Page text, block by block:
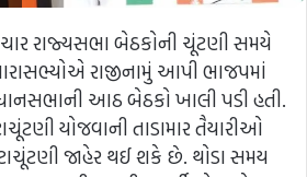
રાજ્યસભા બેઠકોની ચૂંટણી સમયે
રાજીનામું આપી ભાજપમાં
આઠ બેઠકો ખાલી પડી હતી.
યોજવાની તાડામાર તૈયારીઓ
જાહેર થઈ શકે છે. થોડા સમય